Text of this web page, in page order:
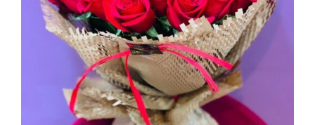
AÑADIR AL CARRITO
/
DETALLES